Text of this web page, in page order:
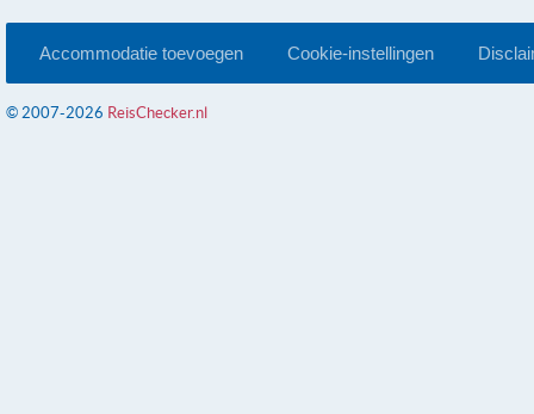
Accommodatie toevoegen Cookie-instellingen
© 2007-2026 ReisChecker.nl